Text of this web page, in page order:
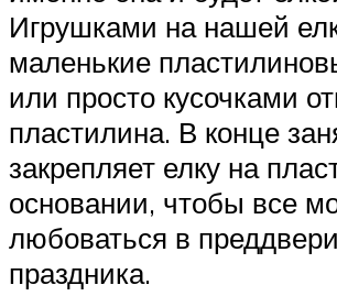
Игрушками на нашей
маленькие
или просто кусочками
пластилина. В конце
закрепляет елку на
основании, чтобы все
любоваться в
праздника.